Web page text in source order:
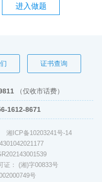
进入做题
证书查询
（仅收市话费）
1612-8671
湘ICP备10203241号-14
证： (湘)字00833号
号